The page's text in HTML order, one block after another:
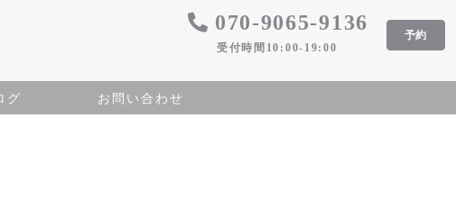
​070-9065-9136
​受付時間10:00-19:00
予約
グ ​お問い合わせ